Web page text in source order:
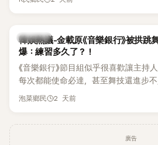
熱議討論
韓娛熱議-金載原《音樂銀行》被拱跳
爆：練習多久了？！
《音樂銀行》節目組似乎很喜歡讓主持
每次都能使命必達，甚至舞技還進步
單位對此樂此不疲。
泡菜鄉民 2 天前
廣告